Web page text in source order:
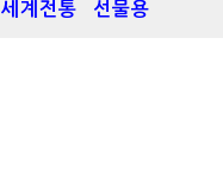
세계전통 선물용